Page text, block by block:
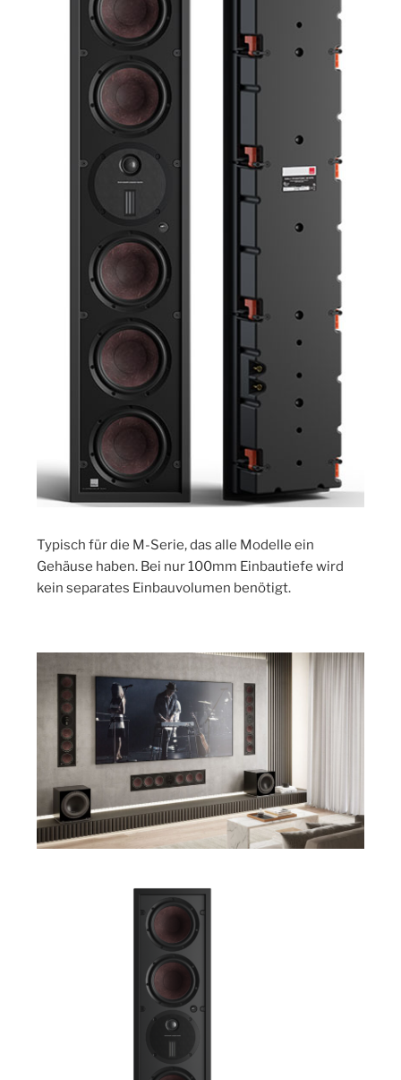
Typisch für die M-Serie, das alle Modelle ein
Gehäuse haben. Bei nur 100mm Einbautiefe wird
kein separates Einbauvolumen benötigt.